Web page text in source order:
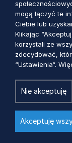
Agenda
“Ustawienia“.
Nie akceptuję
Akceptuję